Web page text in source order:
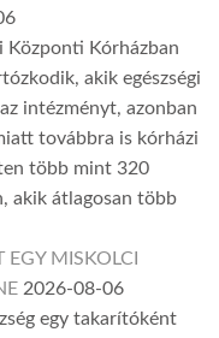
Központi Kórházban
akik egészségi
intézményt, azonban
továbbra is kórházi
több mint 320
akik átlagosan több
MISKOLCI
2026-08-06
egy takarítóként